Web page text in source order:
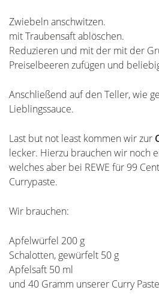
Zwiebeln anschwitzen.
mit Traubensaft ablöschen.
Reduzieren und mit der mit der
Preiselbeeren zufügen und
Anschließend auf den Teller, wie
Lieblingssauce.
Last but not least kommen wir zur
lecker. Hierzu brauchen wir noch
welches aber bei REWE für 99
Currypaste.
Wir brauchen:
Apfelwürfel 200 g
Schalotten, gewürfelt 50 g
Apfelsaft 50 ml
und 40 Gramm unserer Curry Paste